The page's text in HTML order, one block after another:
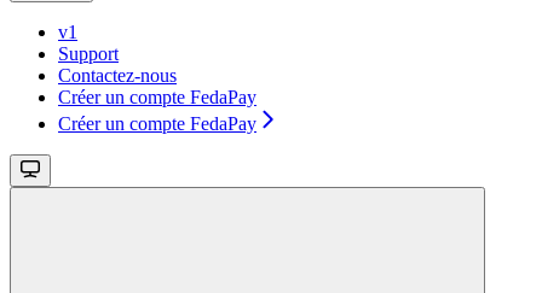
v1
Support
Contactez-nous
Créer un compte FedaPay
Créer un compte FedaPay